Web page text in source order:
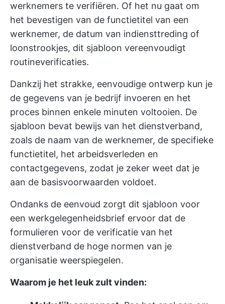
werknemers te verifiëren. Of het nu gaat om
het bevestigen van de functietitel van een
werknemer, de datum van indiensttreding of
loonstrookjes, dit sjabloon vereenvoudigt
routineverificaties.
Dankzij het strakke, eenvoudige ontwerp kun je
de gegevens van je bedrijf invoeren en het
proces binnen enkele minuten voltooien. De
sjabloon bevat bewijs van het dienstverband,
zoals de naam van de werknemer, de specifieke
functietitel, het arbeidsverleden en
contactgegevens, zodat je zeker weet dat je
aan de basisvoorwaarden voldoet.
Ondanks de eenvoud zorgt dit sjabloon voor
een werkgelegenheidsbrief ervoor dat de
formulieren voor de verificatie van het
dienstverband de hoge normen van je
organisatie weerspiegelen.
Waarom je het leuk zult vinden: